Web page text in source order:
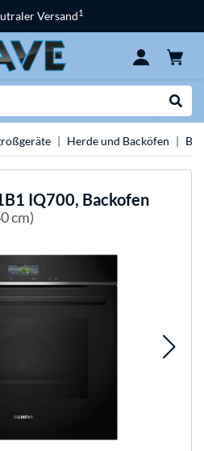
Versand1
Herde und Backöfen
IQ700, Backofen
cm)